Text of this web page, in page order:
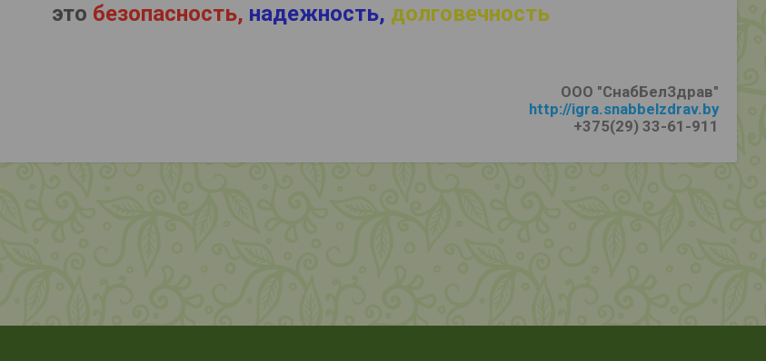
это безопасность, надежность, долговечность
ООО "СнабБелЗдрав"
http://igra.snabbelzdrav.by
+375(29) 33-61-911